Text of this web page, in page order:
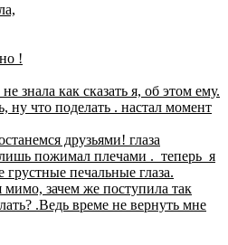
!
знала как сказать я, об этом ему.
ну что поделать . настал момент
друзьями! глаза
пожимал плечами . теперь я
печальные глаза.
зачем же поступила так
.Ведь време не вернуть мне